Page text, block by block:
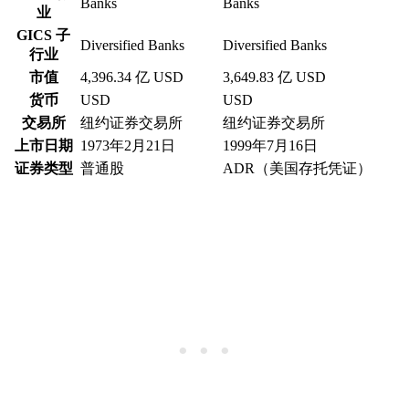
业
Banks Banks
GICS 子
行业
Diversified Banks Diversified Banks
市值 4,396.34 亿 USD
3,649.83 亿 USD
货币
USD
USD
交易所
纽约证券交易所
纽约证券交易所
上市日期
1973年2月21日
1999年7月16日
证券类型 普通股 ADR（美国存托凭证）